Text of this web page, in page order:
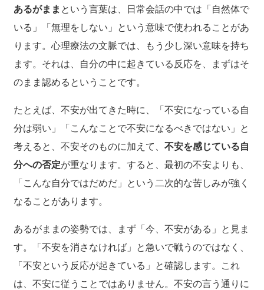
あるがまま という言葉は、日常会話の中では「自然体で
いる」「無理をしない」という意味で使われることがあ
ります。心理療法の文脈では、もう少し深い意味を持ち
ます。それは、自分の中に起きている反応を、まずはそ
のまま認めるということです。
たとえば、不安が出てきた時に、「不安になっている自
分は弱い」「こんなことで不安になるべきではない」と
考えると、不安そのものに加えて、不安を感じている自
分への否定が重なります。すると、最初の不安よりも、
「こんな自分ではだめだ」という二次的な苦しみが強く
なることがあります。
あるがままの姿勢では、まず「今、不安がある」と見ま
す。「不安を消さなければ」と急いで戦うのではなく、
「不安という反応が起きている」と確認します。これ
は、不安に従うことではありません。不安の言う通りに